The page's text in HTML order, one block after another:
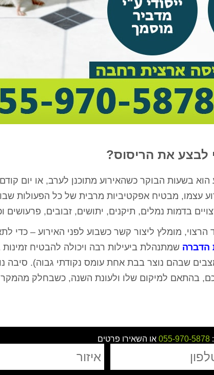
לבצע את הריסוס?
בשעות הבוקר כשהאירוע מתוכנן לערב, או יום
עצמו, מבטיח אפקטיביות מרבית של כל הפעולות
בדמות נמלים, תיקנים, יתושים, זבובים, פרעושים
הרצוי, מומלץ ליצור קשר כשבוע לפני האירוע – כדי
הדברה שמתנהלת ביעילות רבה ויכולה להבטיח זמינות
שבהם נוצר בבת אחת עומס נקודתי גבוה). סיבה
בהתאם למיקום שלו ולעונת השנה, כשבחלק
055-970-5878 או השאירו פרטים
להדברה
מהיר, מקצועי
שירות וזמינות מצוינים. הגיע
במוצאי שבת ניגש מיד לעבודה
והצליח לתפוס את החולדה. הסביר
גם לגבי הדברה מונעת.